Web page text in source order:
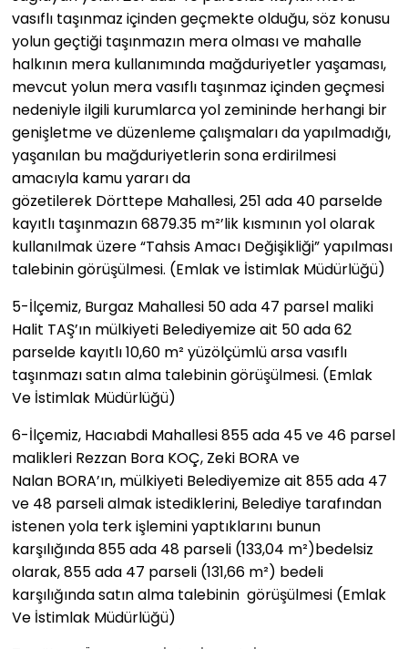
vasıflı taşınmaz içinden geçmekte olduğu, söz konusu
yolun geçtiği taşınmazın mera olması ve mahalle
halkının mera kullanımında mağduriyetler yaşaması,
mevcut yolun mera vasıflı taşınmaz içinden geçmesi
nedeniyle ilgili kurumlarca yol zemininde herhangi bir
genişletme ve düzenleme çalışmaları da yapılmadığı,
yaşanılan bu mağduriyetlerin sona erdirilmesi
amacıyla kamu yararı da
gözetilerek Dörttepe Mahallesi, 251 ada 40 parselde
kayıtlı taşınmazın 6879.35 m²’lik kısmının yol olarak
kullanılmak üzere “Tahsis Amacı Değişikliği” yapılması
talebinin görüşülmesi. (Emlak ve İstimlak Müdürlüğü)
5-​İlçemiz, Burgaz Mahallesi 50 ada 47 parsel maliki
Halit TAŞ’ın mülkiyeti Belediyemize ait 50 ada 62
parselde kayıtlı 10,60 m² yüzölçümlü arsa vasıflı
taşınmazı satın alma talebinin görüşülmesi. (Emlak
Ve İstimlak Müdürlüğü)
6-​İlçemiz, Hacıabdi Mahallesi 855 ada 45 ve 46 parsel
malikleri Rezzan Bora KOÇ, Zeki BORA ve
Nalan BORA’ın, mülkiyeti Belediyemize ait 855 ada 47
ve 48 parseli almak istediklerini, Belediye tarafından
istenen yola terk işlemini yaptıklarını bunun
karşılığında 855 ada 48 parseli (133,04 m²)bedelsiz
olarak, 855 ada 47 parseli (131,66 m²) bedeli
karşılığında satın alma talebinin görüşülmesi (Emlak
Ve İstimlak Müdürlüğü)